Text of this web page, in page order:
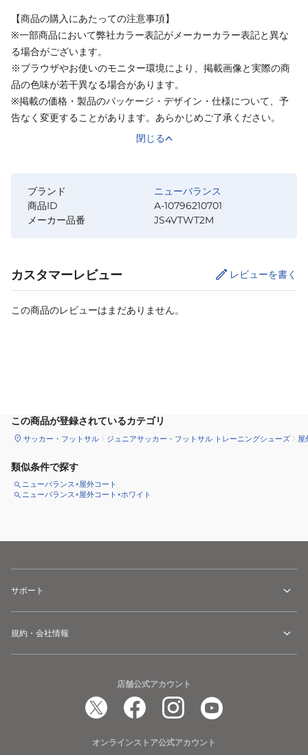
【商品の購入にあたっての注意事項】
※一部商品において弊社カラー表記がメーカーカラー表記と異な
る場合がございます。
※ブラウザやお使いのモニター環境により、掲載画像と実際の商
品の色味が若干異なる場合があります。
※掲載の価格・製品のパッケージ・デザイン・仕様について、予
告なく変更することがあります。あらかじめご了承ください。
閉じる
ブランド
ニューバランス
商品ID
A-10796210701
メーカー品番
JS4VTWT2M
カスタマーレビュー レビューを書く
この商品のレビューはまだありません。
この商品が登録されているカテゴリ
サッカー・フットサル ジュニアサッカー・フットサル トレーニングシューズ 屋
類似条件で探す
ニューバランス×屋外コート
ニューバランス×屋外コート×ホワイト
サポート
規約・会社情報
店舗公式アカウント
オンラインストア公式アカウント